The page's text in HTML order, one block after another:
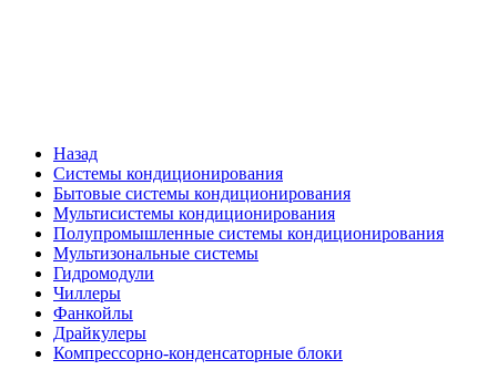
Назад
Системы кондиционирования
Бытовые системы кондиционирования
Мультисистемы кондиционирования
Полупромышленные системы кондиционирования
Мультизональные системы
Гидромодули
Чиллеры
Фанкойлы
Драйкулеры
Компрессорно-конденсаторные блоки